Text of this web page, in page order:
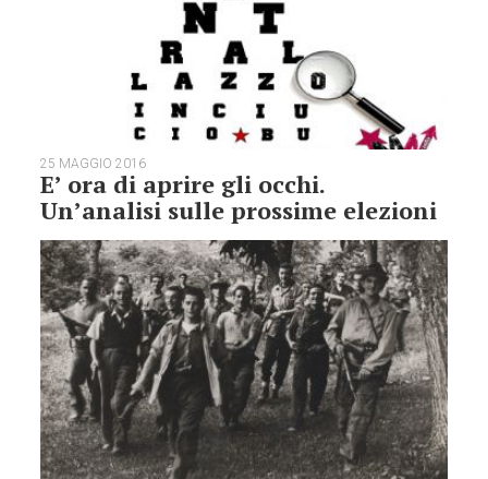
25 MAGGIO 2016
E’ ora di aprire gli occhi.
Un’analisi sulle prossime elezioni